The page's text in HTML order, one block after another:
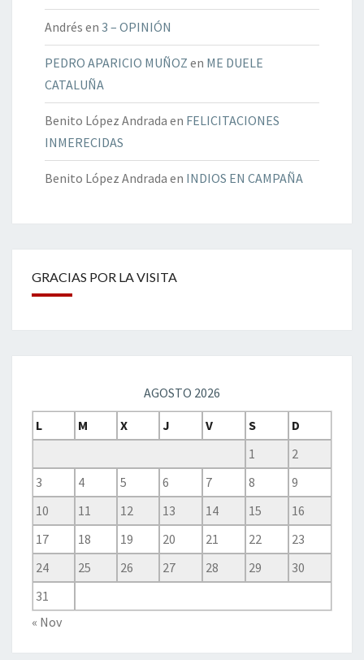
Andrés en 3 – OPINIÓN
PEDRO APARICIO MUÑOZ en ME DUELE
CATALUÑA
Benito López Andrada en FELICITACIONES
INMERECIDAS
Benito López Andrada en INDIOS EN CAMPAÑA
GRACIAS POR LA VISITA
AGOSTO 2026
L
M X J V S
D
1
2
3
4 5 6 7 8
9
10
11 12 13 14 15
16
17
18 19 20 21 22
23
24
25 26 27 28 29
30
31
« Nov